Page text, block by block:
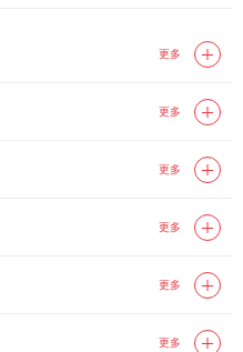
更多
更多
更多
更多
更多
更多